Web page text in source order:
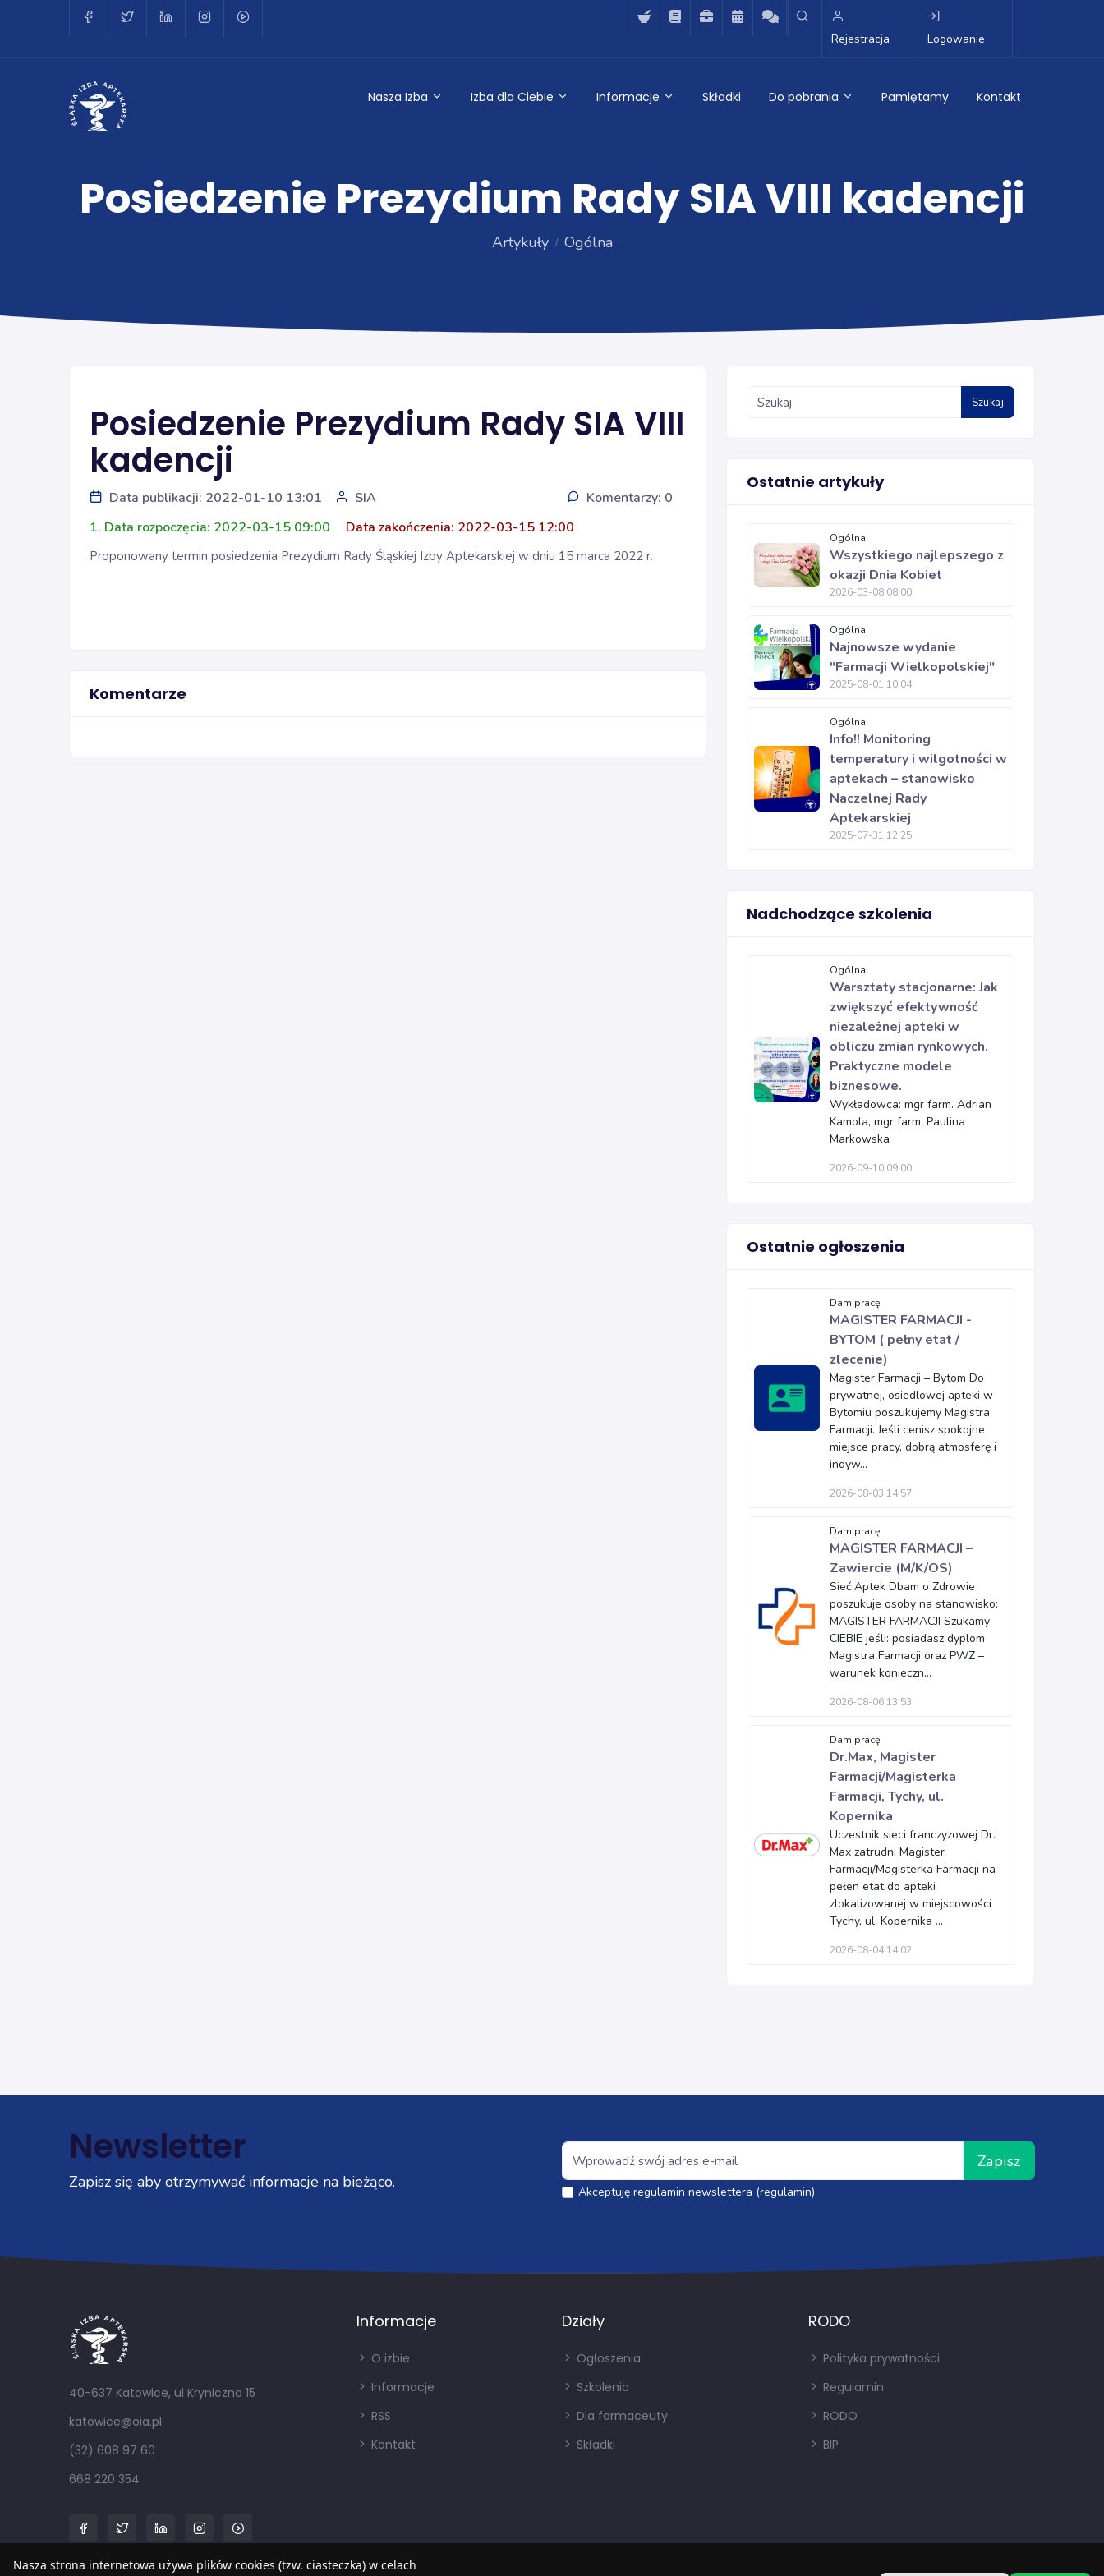
Rejestracja Logowanie
Nasza Izba Izba dla Ciebie Informacje Składki Do pobrania Pamiętamy Kontakt
Posiedzenie Prezydium Rady SIA VIII kadencji
Artykuły Ogólna
Posiedzenie Prezydium Rady SIA VIII
kadencji
Data publikacji: 2022-01-10 13:01 SIA
Komentarzy: 0
1. Data rozpoczęcia: 2022-03-15 09:00
Data zakończenia: 2022-03-15 12:00
Proponowany termin posiedzenia Prezydium Rady Śląskiej Izby Aptekarskiej w dniu 15 marca 2022 r.
Komentarze
Szukaj
Ostatnie artykuły
Ogólna
Wszystkiego najlepszego z
okazji Dnia Kobiet
2026-03-08 08:00
Ogólna
Najnowsze wydanie
"Farmacji Wielkopolskiej"
2025-08-01 10:04
Ogólna
Info!! Monitoring
temperatury i wilgotności w
aptekach – stanowisko
Naczelnej Rady
Aptekarskiej
2025-07-31 12:25
Nadchodzące szkolenia
Ogólna
Warsztaty stacjonarne: Jak
zwiększyć efektywność
niezależnej apteki w
obliczu zmian rynkowych.
Praktyczne modele
biznesowe.
Wykładowca: mgr farm. Adrian
Kamola, mgr farm. Paulina
Markowska
2026-09-10 09:00
Ostatnie ogłoszenia
Dam pracę
MAGISTER FARMACJI -
BYTOM ( pełny etat /
zlecenie)
Magister Farmacji – Bytom Do
prywatnej, osiedlowej apteki w
Bytomiu poszukujemy Magistra
Farmacji. Jeśli cenisz spokojne
miejsce pracy, dobrą atmosferę i
indyw...
2026-08-03 14:57
Dam pracę
MAGISTER FARMACJI –
Zawiercie (M/K/OS)
Sieć Aptek Dbam o Zdrowie
poszukuje osoby na stanowisko:
MAGISTER FARMACJI Szukamy
CIEBIE jeśli: posiadasz dyplom
Magistra Farmacji oraz PWZ –
warunek konieczn...
2026-08-06 13:53
Dam pracę
Dr.Max, Magister
Farmacji/Magisterka
Farmacji, Tychy, ul.
Kopernika
Uczestnik sieci franczyzowej Dr.
Max zatrudni Magister
Farmacji/Magisterka Farmacji na
pełen etat do apteki
zlokalizowanej w miejscowości
Tychy, ul. Kopernika ...
2026-08-04 14:02
Newsletter
Zapisz się aby otrzymywać informacje na bieżąco.
Zapisz
Akceptuję regulamin newslettera (regulamin)
40-637 Katowice, ul Kryniczna 15
katowice@oia.pl
(32) 608 97 60
668 220 354
Informacje
O izbie
Informacje
RSS
Kontakt
Działy
Ogłoszenia
Szkolenia
Dla farmaceuty
Składki
RODO
Polityka prywatności
Regulamin
RODO
BIP
Nasza strona internetowa używa plików cookies (tzw. ciasteczka) w celach